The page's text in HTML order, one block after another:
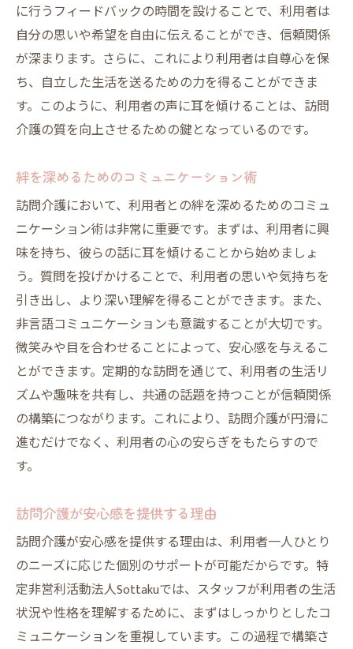
に行うフィードバックの時間を設けることで、利用者は
自分の思いや希望を自由に伝えることができ、信頼関係
が深まります。さらに、これにより利用者は自尊心を保
ち、自立した生活を送るための力を得ることができま
す。このように、利用者の声に耳を傾けることは、訪問
介護の質を向上させるための鍵となっているのです。
絆を深めるためのコミュニケーション術
訪問介護において、利用者との絆を深めるためのコミュ
ニケーション術は非常に重要です。まずは、利用者に興
味を持ち、彼らの話に耳を傾けることから始めましょ
う。質問を投げかけることで、利用者の思いや気持ちを
引き出し、より深い理解を得ることができます。また、
非言語コミュニケーションも意識することが大切です。
微笑みや目を合わせることによって、安心感を与えるこ
とができます。定期的な訪問を通じて、利用者の生活リ
ズムや趣味を共有し、共通の話題を持つことが信頼関係
の構築につながります。これにより、訪問介護が円滑に
進むだけでなく、利用者の心の安らぎをもたらすので
す。
訪問介護が安心感を提供する理由
訪問介護が安心感を提供する理由は、利用者一人ひとり
のニーズに応じた個別のサポートが可能だからです。特
定非営利活動法人Sottakuでは、スタッフが利用者の生活
状況や性格を理解するために、まずはしっかりとしたコ
ミュニケーションを重視しています。この過程で構築さ